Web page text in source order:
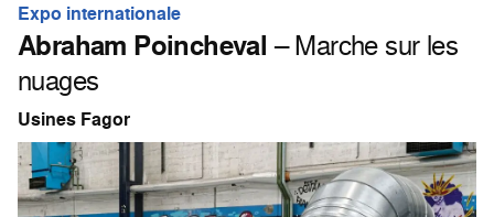
Expo internationale
Abraham Poincheval – Marche sur les
nuages
Usines Fagor